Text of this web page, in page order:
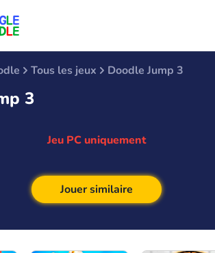
Tous les jeux Doodle Jump 3
3
Jeu PC uniquement
Jouer similaire